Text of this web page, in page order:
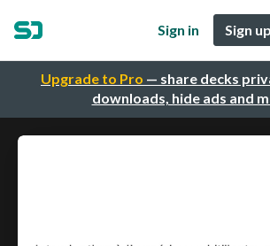
Upgrade to Pro — share decks
downloads, hide ads and
Sign in Sign